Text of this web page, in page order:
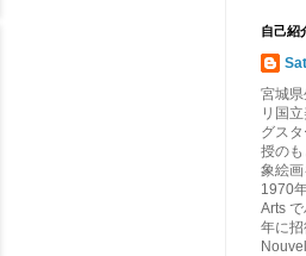
自己紹
宮城
リ国
グス
授の
象絵
1970
Arts
年に